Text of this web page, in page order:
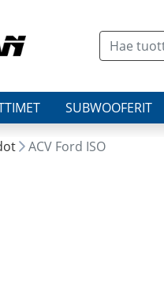
SUBWOOFERIT
ACV Ford ISO